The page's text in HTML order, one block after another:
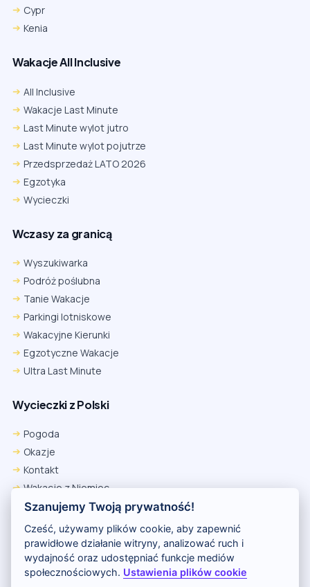
Cypr
Kenia
Wakacje All Inclusive
All Inclusive
Wakacje Last Minute
Last Minute wylot jutro
Last Minute wylot pojutrze
Przedsprzedaż LATO 2026
Egzotyka
Wycieczki
Wczasy za granicą
Wyszukiwarka
Podróż poślubna
Tanie Wakacje
Parkingi lotniskowe
Wakacyjne Kierunki
Egzotyczne Wakacje
Ultra Last Minute
Wycieczki z Polski
Pogoda
Okazje
Kontakt
Wakacje z Niemiec
Polityka Prywatności
Wakacje w Egipcie
Rankingi hoteli
Szanujemy Twoją prywatność!
Cześć, używamy plików cookie, aby zapewnić
prawidłowe działanie witryny, analizować ruch i
wydajność oraz udostępniać funkcje mediów
społecznościowych. Ustawienia plików cookie